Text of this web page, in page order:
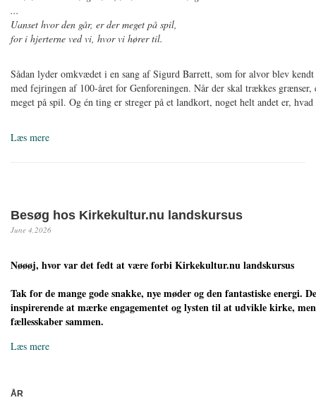
...
Uanset hvor den går, er der meget på spil,
for i hjerterne ved vi, hvor vi hører til.
Sådan lyder omkvædet i en sang af Sigurd Barrett, som for alvor blev
med fejringen af 100-året for Genforeningen. Når der skal trækkes grænser,
meget på spil. Og én ting er streger på et landkort, noget helt andet er,
Læs mere
Besøg hos Kirkekultur.nu landskursus
June 4,2026
Nøøøj, hvor var det fedt at være forbi Kirkekultur.nu landskursus
Tak for de mange gode snakke, nye møder og den fantastiske energi.
inspirerende at mærke engagementet og lysten til at udvikle kirke,
fællesskaber sammen.
Læs mere
ÅR